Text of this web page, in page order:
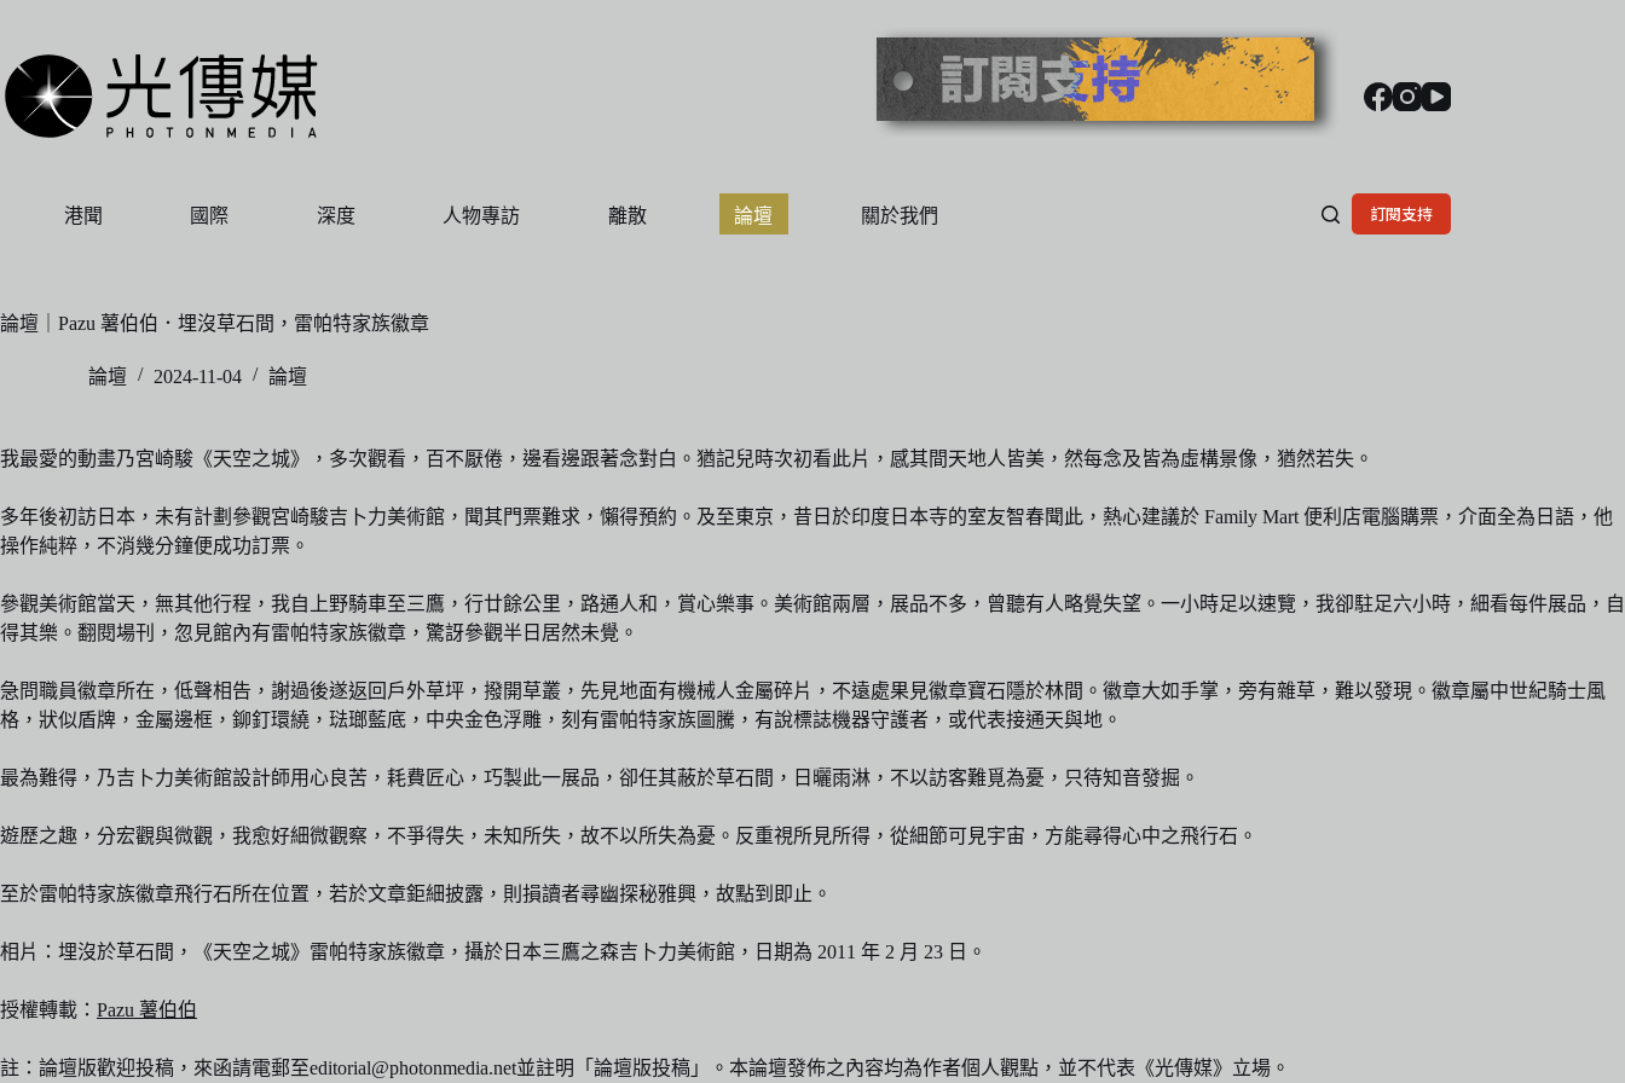
主
要
內
港聞 國際 深度 人物專訪 離散 論壇 關於我們 訂閱支持
論壇｜Pazu 薯伯伯．埋沒草石間，雷帕特家族徽章
論壇 2024-11-04 論壇
我最愛的動畫乃宮崎駿《天空之城》，多次觀看，百不厭倦，邊看邊跟著念對白。猶記兒時次初看此片，感其間天地人皆美，然每念及皆為虛構景像，猶然若失。
多年後初訪日本，未有計劃參觀宮崎駿吉卜力美術館，聞其門票難求，懶得預約。及至東京，昔日於印度日本寺的室友智春聞此，熱心建議於 Family Mart 便利店電腦購票，介面全為日語，他
操作純粹，不消幾分鐘便成功訂票。
參觀美術館當天，無其他行程，我自上野騎車至三鷹，行廿餘公里，路通人和，賞心樂事。美術館兩層，展品不多，曾聽有人略覺失望。一小時足以速覽，我卻駐足六小時，細看每件展品，自
得其樂。翻閱場刊，忽見館內有雷帕特家族徽章，驚訝參觀半日居然未覺。
急問職員徽章所在，低聲相告，謝過後遂返回戶外草坪，撥開草叢，先見地面有機械人金屬碎片，不遠處果見徽章寶石隱於林間。徽章大如手掌，旁有雜草，難以發現。徽章屬中世紀騎士風
格，狀似盾牌，金屬邊框，鉚釘環繞，琺瑯藍底，中央金色浮雕，刻有雷帕特家族圖騰，有說標誌機器守護者，或代表接通天與地。
最為難得，乃吉卜力美術館設計師用心良苦，耗費匠心，巧製此一展品，卻任其蔽於草石間，日曬雨淋，不以訪客難覓為憂，只待知音發掘。
遊歷之趣，分宏觀與微觀，我愈好細微觀察，不爭得失，未知所失，故不以所失為憂。反重視所見所得，從細節可見宇宙，方能尋得心中之飛行石。
至於雷帕特家族徽章飛行石所在位置，若於文章鉅細披露，則損讀者尋幽探秘雅興，故點到即止。
相片：埋沒於草石間，《天空之城》雷帕特家族徽章，攝於日本三鷹之森吉卜力美術館，日期為 2011 年 2 月 23 日。
授權轉載： Pazu 薯伯伯
註：論壇版歡迎投稿，來函請電郵至editorial@photonmedia.net並註明「論壇版投稿」。本論壇發佈之內容均為作者個人觀點，並不代表《光傳媒》立場。